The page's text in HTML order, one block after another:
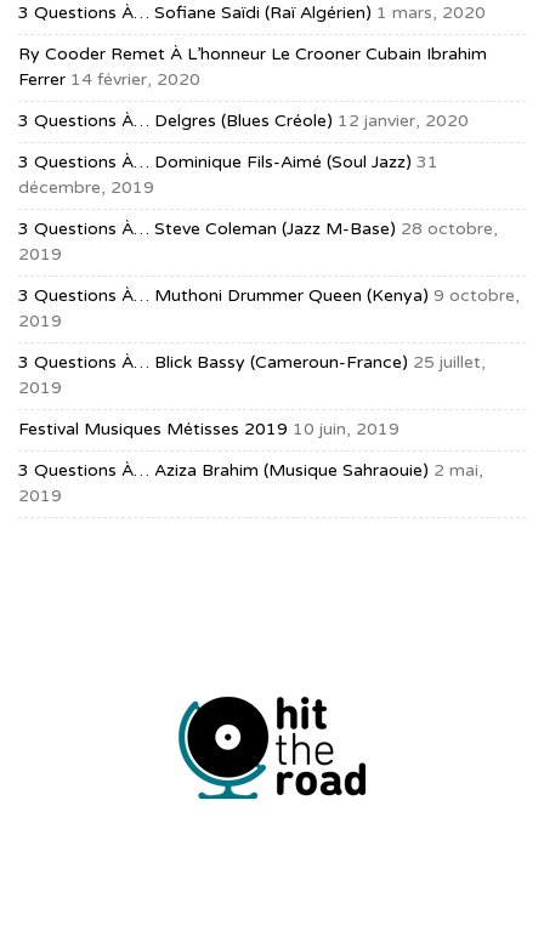
3 Questions À… Sofiane Saïdi (raï Algérien) 1 mars, 2020
Ry Cooder Remet À L’honneur Le Crooner Cubain Ibrahim
Ferrer 14 février, 2020
3 Questions À… Delgres (blues Créole) 12 janvier, 2020
3 Questions À… Dominique Fils-Aimé (soul Jazz) 31
décembre, 2019
3 Questions À… Steve Coleman (jazz M-Base) 28 octobre,
2019
3 Questions À… Muthoni Drummer Queen (Kenya) 9 octobre,
2019
3 Questions À… Blick Bassy (Cameroun-France) 25 juillet,
2019
Festival Musiques Métisses 2019 10 juin, 2019
3 Questions À… Aziza Brahim (musique Sahraouie) 2 mai,
2019